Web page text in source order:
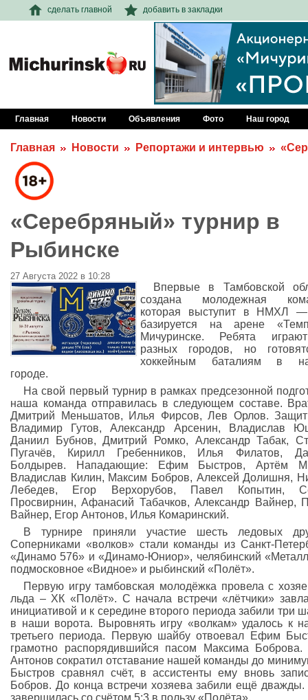
сделать главной добавить в закладки
Главная Новости Объявления Фото Наш город
Главная Новости Репортажи и интервью
«Серебряный» турнир в
Рыбинске
27 Августа 2022 в 10:28
Впервые в Тамбовской
создана молодежная
которая выступит в НМХЛ
базируется на арене
Мичуринске. Ребята
разных городов, но
хоккейным баталиям в
городе.
На свой первый турнир в рамках предсезонной
наша команда отправилась в следующем составе.
Дмитрий Меньшатов, Илья Фирсов, Лев Орлов.
Владимир Гутов, Александр Арсенин, Владислав
Даниил Бубнов, Дмитрий Ромко, Александр Табак,
Пугачёв, Кирилл Гребенников, Илья Филатов,
Болдырев. Нападающие: Ефим Быстров, Артём
Владислав Килин, Максим Бобров, Алексей Долишня,
Лебедев, Егор Верхорубов, Павел Копытин,
Просвирнин, Афанасий Табачков, Александр Вайнер,
Вайнер, Егор Антонов, Илья Комаринский.
В турнире приняли участие шесть ледовых
Соперниками «волков» стали команды из Санкт-
«Динамо 576» и «Динамо-Юниор», челябинский
подмосковное «Видное» и рыбинский «Полёт».
Первую игру тамбовская молодёжка провела с
льда – ХК «Полёт». С начала встречи «лётчики»
инициативой и к середине второго периода забили три
в наши ворота. Выровнять игру «волкам» удалось к
третьего периода. Первую шайбу отвоевал Ефим
грамотно распорядившийся пасом Максима Боброва.
Антонов сократил отставание нашей команды до
Быстров сравнял счёт, в ассистенты ему вновь
Бобров. До конца встречи хозяева забили ещё дважды.
завершилась со счётом 5:3 в пользу «Полёта».